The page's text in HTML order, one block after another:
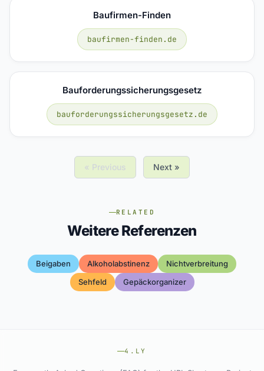
Baufirmen-Finden
baufirmen-finden.de
Bauforderungssicherungsgesetz
bauforderungssicherungsgesetz.de
« Previous Next »
RELATED
Weitere Referenzen
Beigaben Alkoholabstinenz
Nichtverbreitung
Sehfeld
Gepäckorganizer
4.LY